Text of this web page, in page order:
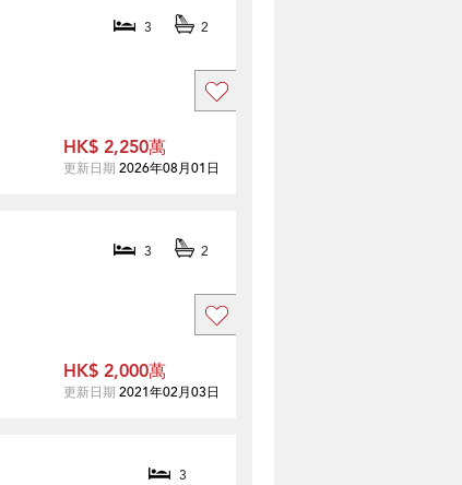
3 2
HK$ 2,250萬
更新日期 2026年08月01日
3 2
HK$ 2,000萬
更新日期 2021年02月03日
3